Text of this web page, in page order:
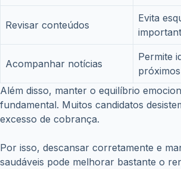
Revisar conteúdos
Evita
Acompanhar notícias
Permite
próximos
Além disso, manter o equilíbrio
fundamental. Muitos candidatos
excesso de cobrança.
Por isso, descansar corretamente e
saudáveis pode melhorar bastante o